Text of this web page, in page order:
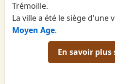
Trémoille.
La ville a été le siège d'une
Moyen Age.
En savoir plus